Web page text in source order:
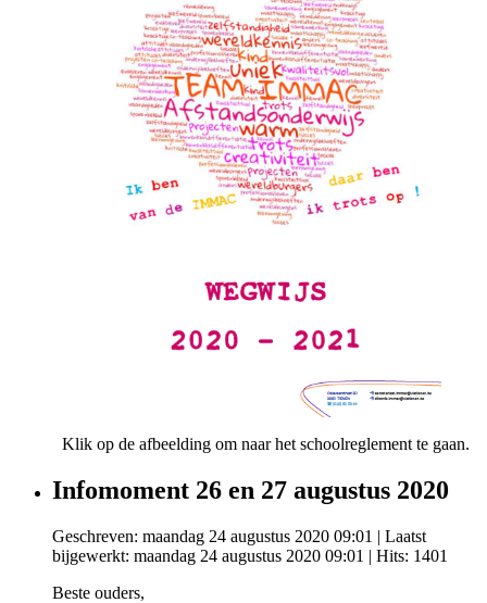
Klik op de afbeelding om naar het schoolreglement te gaan.
Infomoment 26 en 27 augustus 2020
Geschreven: maandag 24 augustus 2020 09:01 | Laatst
bijgewerkt: maandag 24 augustus 2020 09:01 | Hits: 1401
Beste ouders,